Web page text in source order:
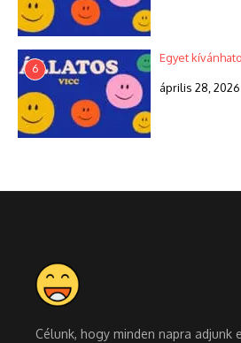
6
Egyet
április 28, 2026
Célunk, hogy minden napra adjunk